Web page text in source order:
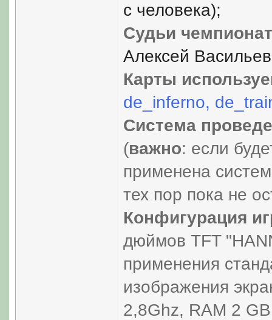
с человека);
Судьи
Алексей
Карты
de_inferno,
Система
(важно: если
применена
тех пор пока не
Конфигурация
дюймов TFT
применения
изображения
2,8Ghz, RAM 2